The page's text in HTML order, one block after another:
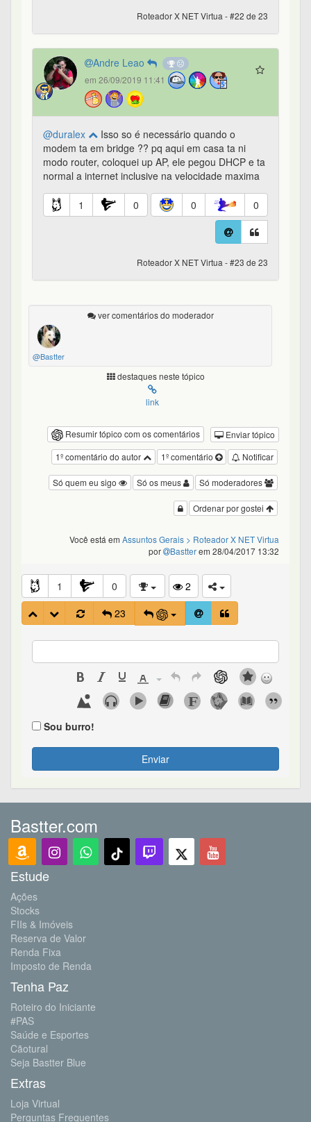
Roteador X NET Virtua - #22 de 23
Andre Leao
em 26/09/2019 11:41
@duralex
Isso so é necessário quando o
modem ta em bridge ?? pq aqui em casa ta ni
modo router, coloquei up AP, ele pegou DHCP e ta
normal a internet inclusive na velocidade maxima
1 0 0 0
Roteador X NET Virtua - #23 de 23
ver comentários do moderador
@Bastter
destaques neste tópico
link
Resumir tópico com os comentários
Enviar tópico
Notificar
1º comentário
1º comentário do autor
Só moderadores
Só os meus
Só quem eu sigo
Ordenar por gostei
Você está em Assuntos Gerais > Roteador X NET Virtua
por
Bastterem 28/04/2017 13:32
1 0
2
23
Sou burro!
Enviar
Bastter.com
Estude
Ações
Stocks
FIIs & Imóveis
Reserva de Valor
Renda Fixa
Imposto de Renda
Tenha Paz
Roteiro do Iniciante
#PAS
Saúde e Esportes
Cãotural
Seja Bastter Blue
Extras
Loja Virtual
Perguntas Frequentes